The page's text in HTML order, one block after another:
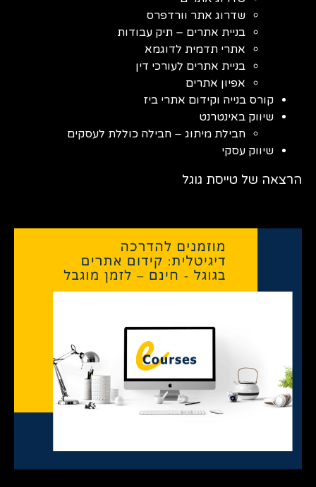
שדרוג אתר וורדפרס
בניית אתרים – תיק עבודות
אתרי תדמית לדוגמא
בניית אתרים לעורכי דין
אפיון אתרים
קורס בנייה וקידום אתרי ביז
שיווק באינטרנט
חבילת מיתוג – חבילה כוללת לעסקים
שיווק עסקי
הרצאה של טייסת גוגל